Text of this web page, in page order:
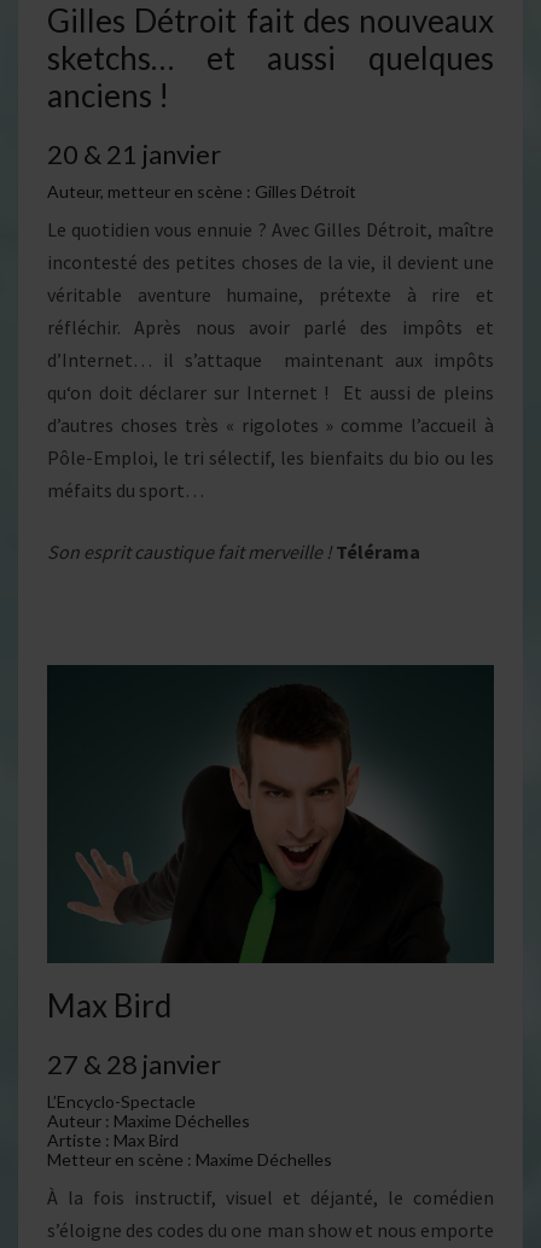
Gilles Détroit fait des nouveaux
sketchs… et aussi quelques
anciens !
20 & 21 janvier
Auteur, metteur en scène : Gilles Détroit
Le quotidien vous ennuie ? Avec Gilles Détroit, maître
incontesté des petites choses de la vie, il devient une
véritable aventure humaine, prétexte à rire et
réfléchir. Après nous avoir parlé des impôts et
d’Internet… il s’attaque maintenant aux impôts
qu‘on doit déclarer sur Internet ! Et aussi de pleins
d’autres choses très « rigolotes » comme l’accueil à
Pôle-Emploi, le tri sélectif, les bienfaits du bio ou les
méfaits du sport…
Son esprit caustique fait merveille ! Télérama
Max Bird
27 & 28 janvier
L’Encyclo-Spectacle
Auteur : Maxime Déchelles
Artiste : Max Bird
Metteur en scène : Maxime Déchelles
À la fois instructif, visuel et déjanté, le comédien
s’éloigne des codes du one man show et nous emporte